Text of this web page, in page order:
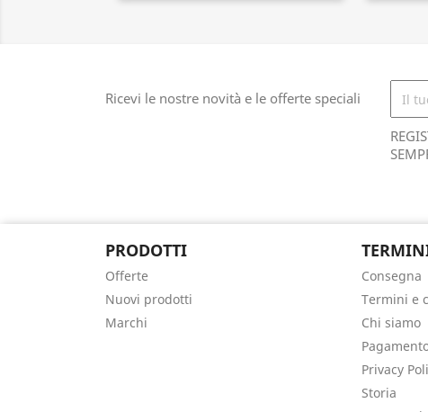
Ricevi le nostre novità e le offerte speciali
PRODOTTI
Offerte
Nuovi prodotti
Marchi
Consegna
Termini e
Chi siamo
Privacy
Storia